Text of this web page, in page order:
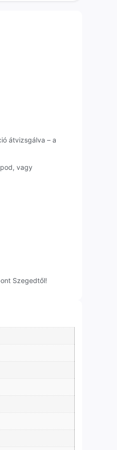
átvizsgálva – a
vagy
Szegedtől!